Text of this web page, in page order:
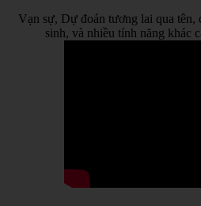
Vạn sự, Dự đoán tương lai qua tên,
sinh, và nhiều tính năng khác